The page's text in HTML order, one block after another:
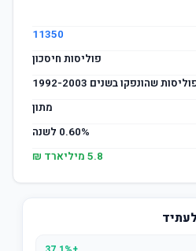
11350
פוליסות חיסכון
שהונפקו בשנים 1992-2003
מתון
0.60% לשנה
5.8 מיליארד ₪